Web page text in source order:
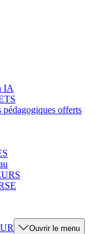
IA
pédagogiques offerts
Ouvrir le menu